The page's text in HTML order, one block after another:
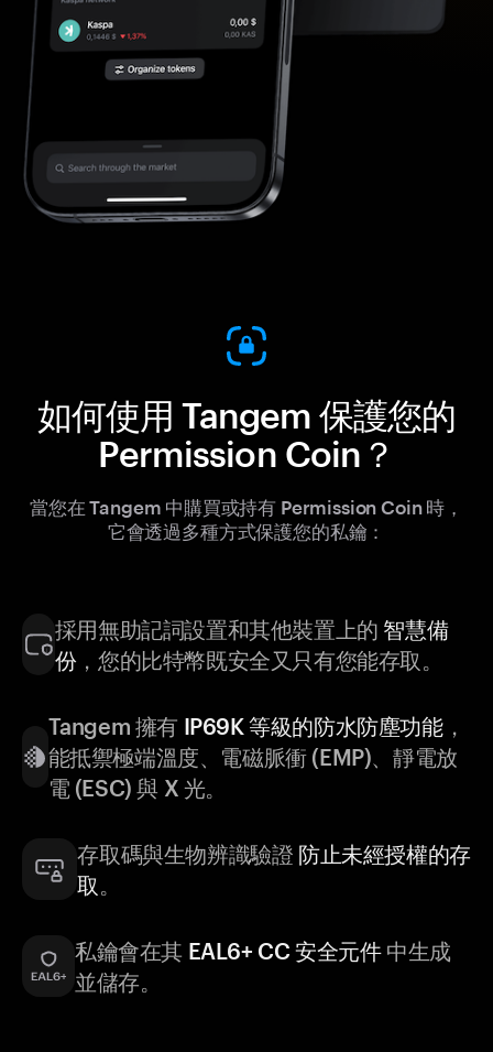
如何使用 Tangem 保護您的
Permission Coin？
當您在 Tangem 中購買或持有 Permission Coin 時，
它會透過多種方式保護您的私鑰：
採用無助記詞設置和其他裝置上的 智慧備
份，您的比特幣既安全又只有您能存取。
Tangem 擁有 IP69K 等級的防水防塵功能，
能抵禦極端溫度、電磁脈衝 (EMP)、靜電放
電 (ESC) 與 X 光。
存取碼與生物辨識驗證 防止未經授權的存
取 。
私鑰會在其 EAL6+ CC 安全元件中生成
並儲存。